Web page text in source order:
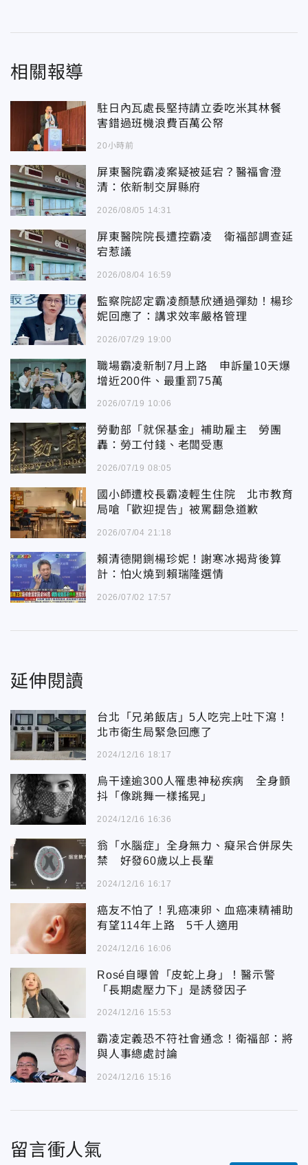
相關報導
駐日內瓦處長堅持請立委吃米其林餐
害錯過班機浪費百萬公帑
20小時前
屏東醫院霸凌案疑被延宕？醫福會澄
清：依新制交屏縣府
2026/08/05 14:31
屏東醫院院長遭控霸凌 衛福部調查延
宕惹議
2026/08/04 16:59
監察院認定霸凌顏慧欣通過彈劾！楊珍
妮回應了：講求效率嚴格管理
2026/07/29 19:00
職場霸凌新制7月上路 申訴量10天爆
增近200件、最重罰75萬
2026/07/19 10:06
勞動部「就保基金」補助雇主 勞團
轟：勞工付錢、老闆受惠
2026/07/19 08:05
國小師遭校長霸凌輕生住院 北市教育
局嗆「歡迎提告」被罵翻急道歉
2026/07/04 21:18
賴清德開鍘楊珍妮！謝寒冰揭背後算
計：怕火燒到賴瑞隆選情
2026/07/02 17:57
延伸閱讀
台北「兄弟飯店」5人吃完上吐下瀉！
北市衛生局緊急回應了
2024/12/16 18:17
烏干達逾300人罹患神秘疾病 全身顫
抖「像跳舞一樣搖晃」
2024/12/16 16:36
翁「水腦症」全身無力、癡呆合併尿失
禁 好發60歲以上長輩
2024/12/16 16:17
癌友不怕了！乳癌凍卵、血癌凍精補助
有望114年上路 5千人適用
2024/12/16 16:06
Rosé自曝曾「皮蛇上身」！醫示警
「長期處壓力下」是誘發因子
2024/12/16 15:53
霸凌定義恐不符社會通念！衛福部：將
與人事總處討論
2024/12/16 15:16
留言衝人氣